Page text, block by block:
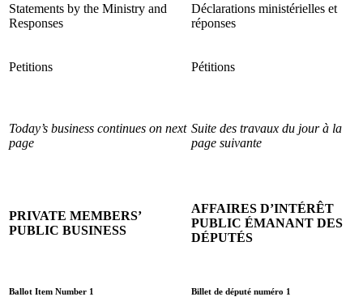
Statements by the Ministry and
Responses
Déclarations ministérielles et
réponses
Petitions Pétitions
Today’s business continues on next
page
Suite des travaux du jour à la
page suivante
PRIVATE MEMBERS’
PUBLIC BUSINESS
AFFAIRES D’INTÉRÊT
PUBLIC ÉMANANT DES
DÉPUTÉS
Ballot Item Number 1 Billet de député numéro 1